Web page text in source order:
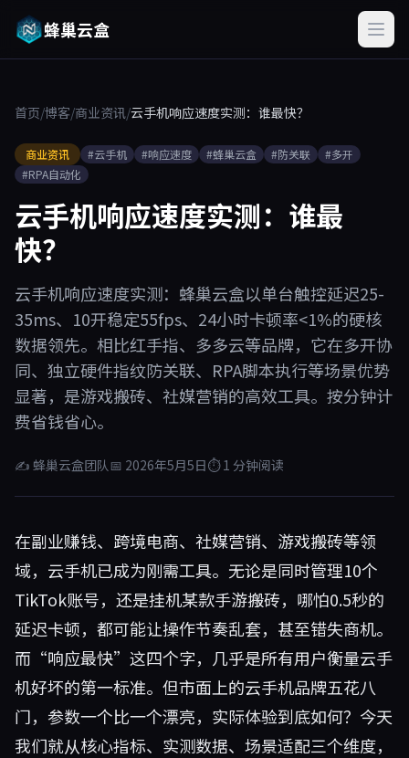
蜂巢云盒
首页/博客/商业资讯/云手机响应速度实测：谁最快？
商业资讯 #云手机 #响应速度 #蜂巢云盒 #防关联
#多开
#RPA自动化
云手机响应速度实测：谁最
快？
云手机响应速度实测：蜂巢云盒以单台触控延迟25-
35ms、10开稳定55fps、24小时卡顿率<1%的硬核
数据领先。相比红手指、多多云等品牌，它在多开协
同、独立硬件指纹防关联、RPA脚本执行等场景优势
显著，是游戏搬砖、社媒营销的高效工具。按分钟计
费省钱省心。
✍ 蜂巢云盒团队📅 2026年5月5日⏱ 1 分钟阅读
在副业赚钱、跨境电商、社媒营销、游戏搬砖等领
域，云手机已成为刚需工具。无论是同时管理10个
TikTok账号，还是挂机某款手游搬砖，哪怕0.5秒的
延迟卡顿，都可能让操作节奏乱套，甚至错失商机。
而“响应最快”这四个字，几乎是所有用户衡量云手
机好坏的第一标准。但市面上的云手机品牌五花八
门，参数一个比一个漂亮，实际体验到底如何？今天
我们就从核心指标、实测数据、场景适配三个维度，